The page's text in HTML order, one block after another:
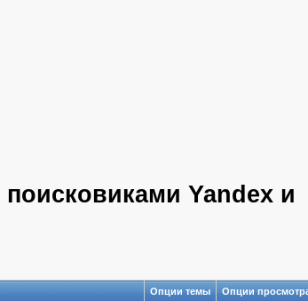
Yandex и
Опции темы Опции